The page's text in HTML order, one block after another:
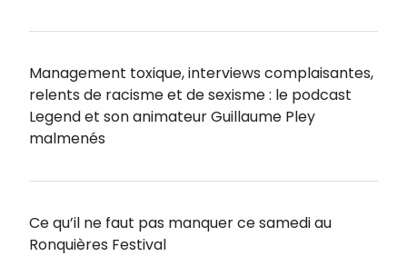
Management toxique, interviews complaisantes,
relents de racisme et de sexisme : le podcast
Legend et son animateur Guillaume Pley
malmenés
Ce qu’il ne faut pas manquer ce samedi au
Ronquières Festival